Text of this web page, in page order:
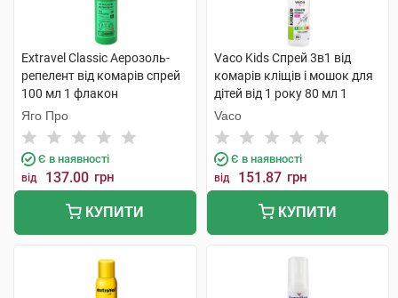
Extravel Classic Аерозоль-
репелент від комарів спрей
100 мл 1 флакон
Яго Про
Є в наявності
від 137.00 грн
КУПИТИ
Vaco Kids Cпрей 3в1 від
комарів кліщів і мошок для
дітей від 1 року 80 мл 1
балон
Vaco
Є в наявності
від 151.87 грн
КУПИТИ